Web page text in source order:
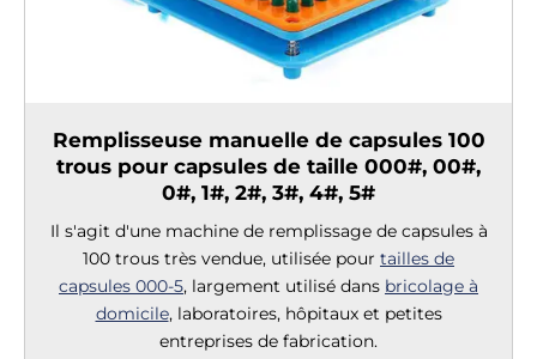
Remplisseuse manuelle de capsules 100
trous pour capsules de taille 000#, 00#,
0#, 1#, 2#, 3#, 4#, 5#
Il s'agit d'une machine de remplissage de capsules à
100 trous très vendue, utilisée pour tailles de
capsules 000-5, largement utilisé dans bricolage à
domicile, laboratoires, hôpitaux et petites
entreprises de fabrication.